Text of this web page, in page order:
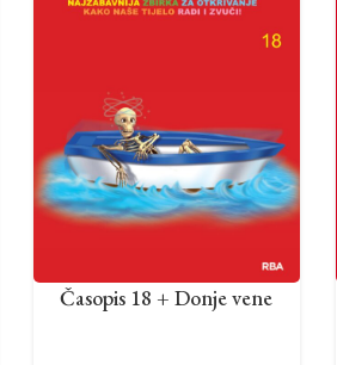
Časopis 18 + Donje vene